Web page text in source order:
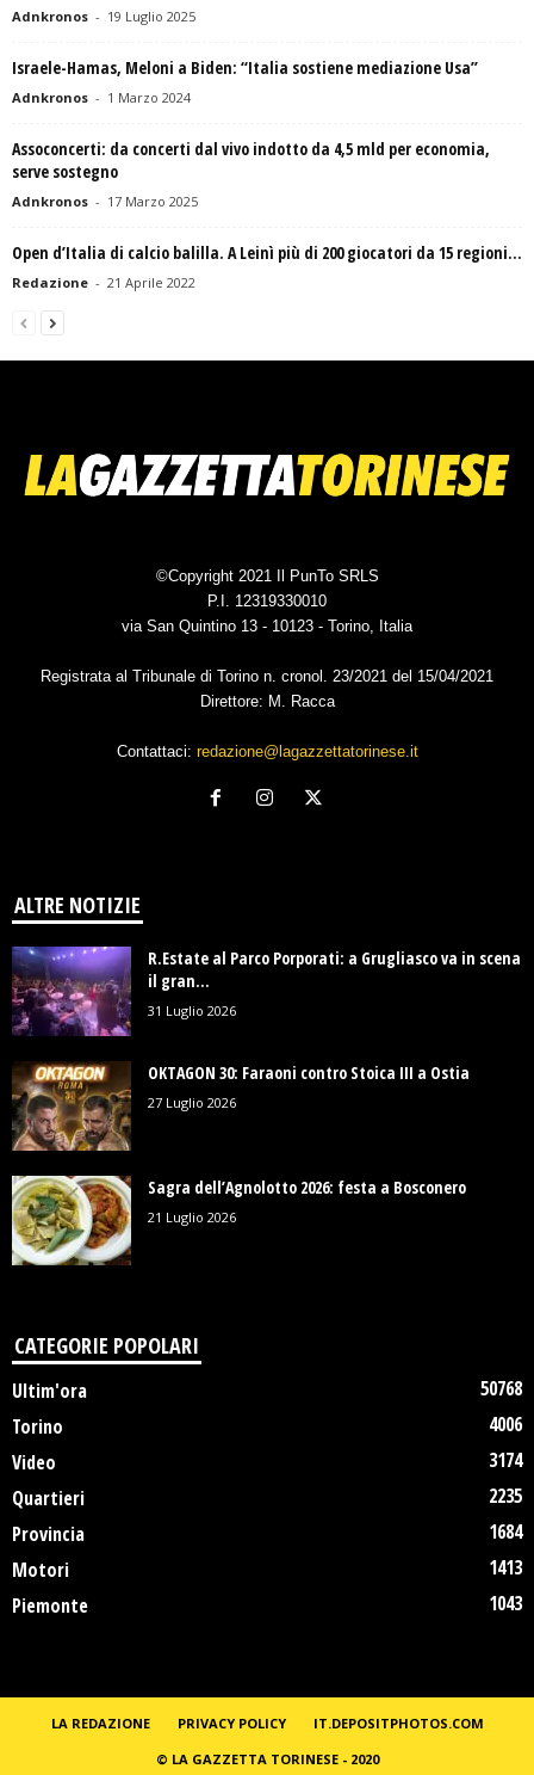
Adnkronos - 19 Luglio 2025
Israele-Hamas, Meloni a Biden: “Italia sostiene mediazione Usa”
Adnkronos - 1 Marzo 2024
Assoconcerti: da concerti dal vivo indotto da 4,5 mld per economia,
serve sostegno
Adnkronos - 17 Marzo 2025
Open d’Italia di calcio balilla. A Leinì più di 200 giocatori da 15 regioni...
Redazione - 21 Aprile 2022
©Copyright 2021 Il PunTo SRLS
P.I. 12319330010
via San Quintino 13 - 10123 - Torino, Italia
Registrata al Tribunale di Torino n. cronol. 23/2021 del 15/04/2021
Direttore: M. Racca
Contattaci: redazione@lagazzettatorinese.it
ALTRE NOTIZIE
R.Estate al Parco Porporati: a Grugliasco va in scena
il gran...
31 Luglio 2026
OKTAGON 30: Faraoni contro Stoica III a Ostia
27 Luglio 2026
Sagra dell’Agnolotto 2026: festa a Bosconero
21 Luglio 2026
CATEGORIE POPOLARI
Ultim'ora
50768
Torino
4006
Video
3174
Quartieri
2235
Provincia
1684
Motori
1413
Piemonte
1043
LA REDAZIONE PRIVACY POLICY
IT.DEPOSITPHOTOS.COM
© LA GAZZETTA TORINESE - 2020